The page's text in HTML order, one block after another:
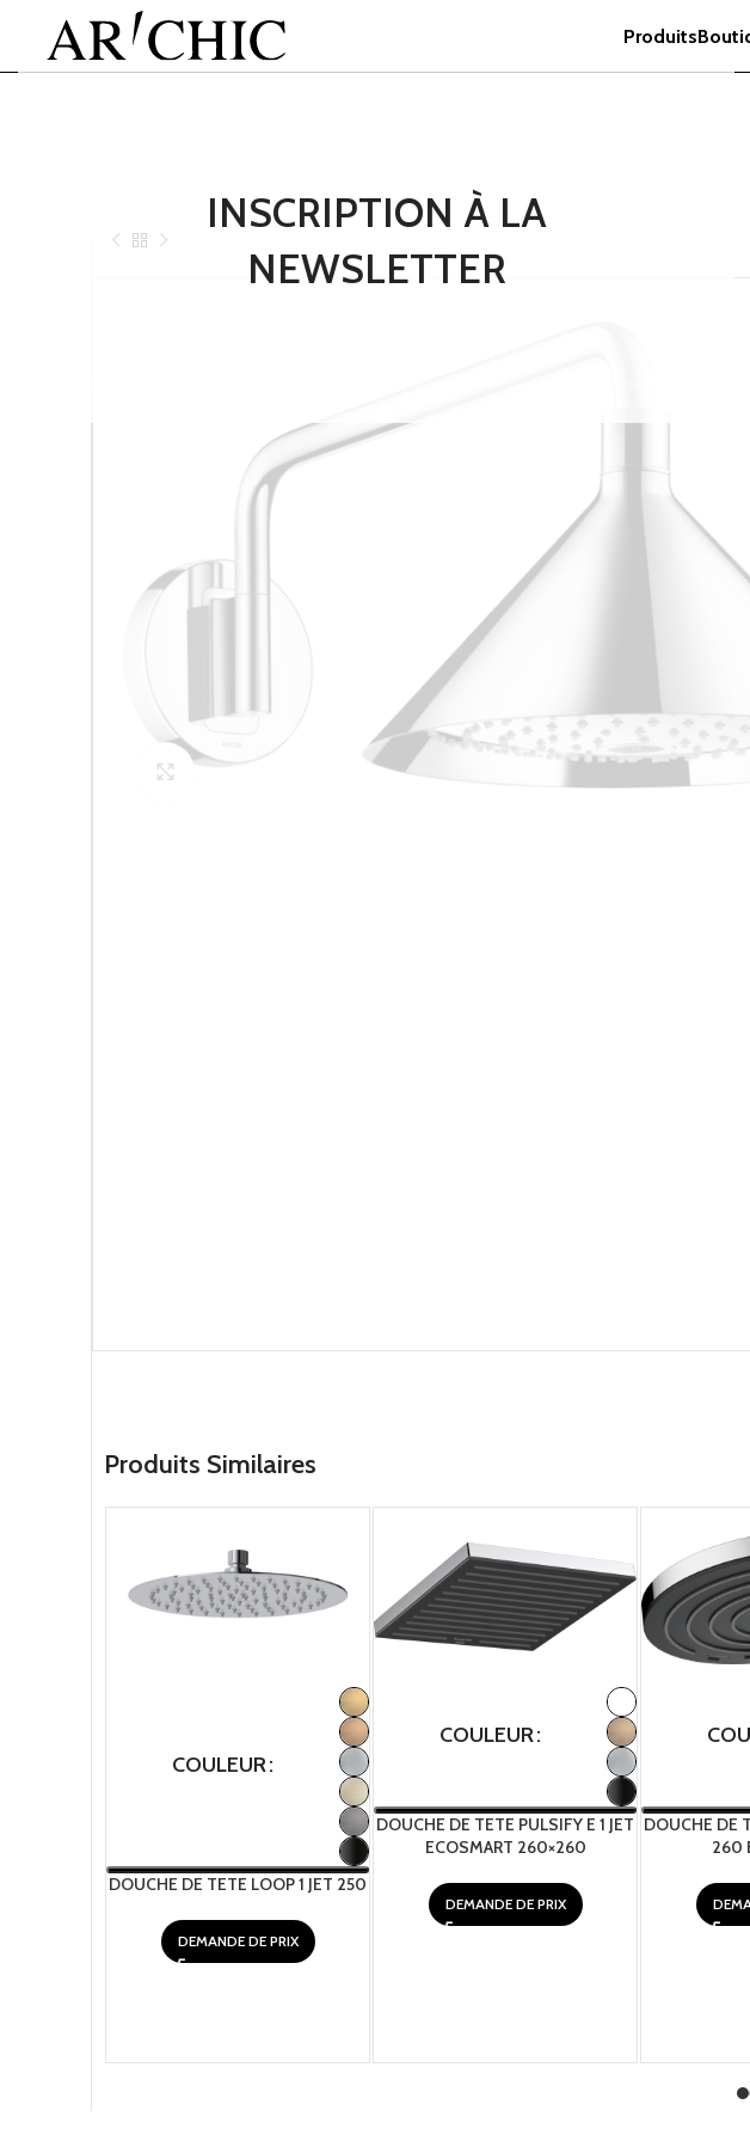
INSCRIPTION À LA
NEWSLETTER
Produits
Produits Similaires
COULEUR
DOUCHE DE TETE LOOP 1 JET 250
DEMANDE DE PRIX
COULEUR
DOUCHE DE TETE PULSIFY E 1 JET
ECOSMART 260×260
DEMANDE DE PRIX
DOUCHE DE
260